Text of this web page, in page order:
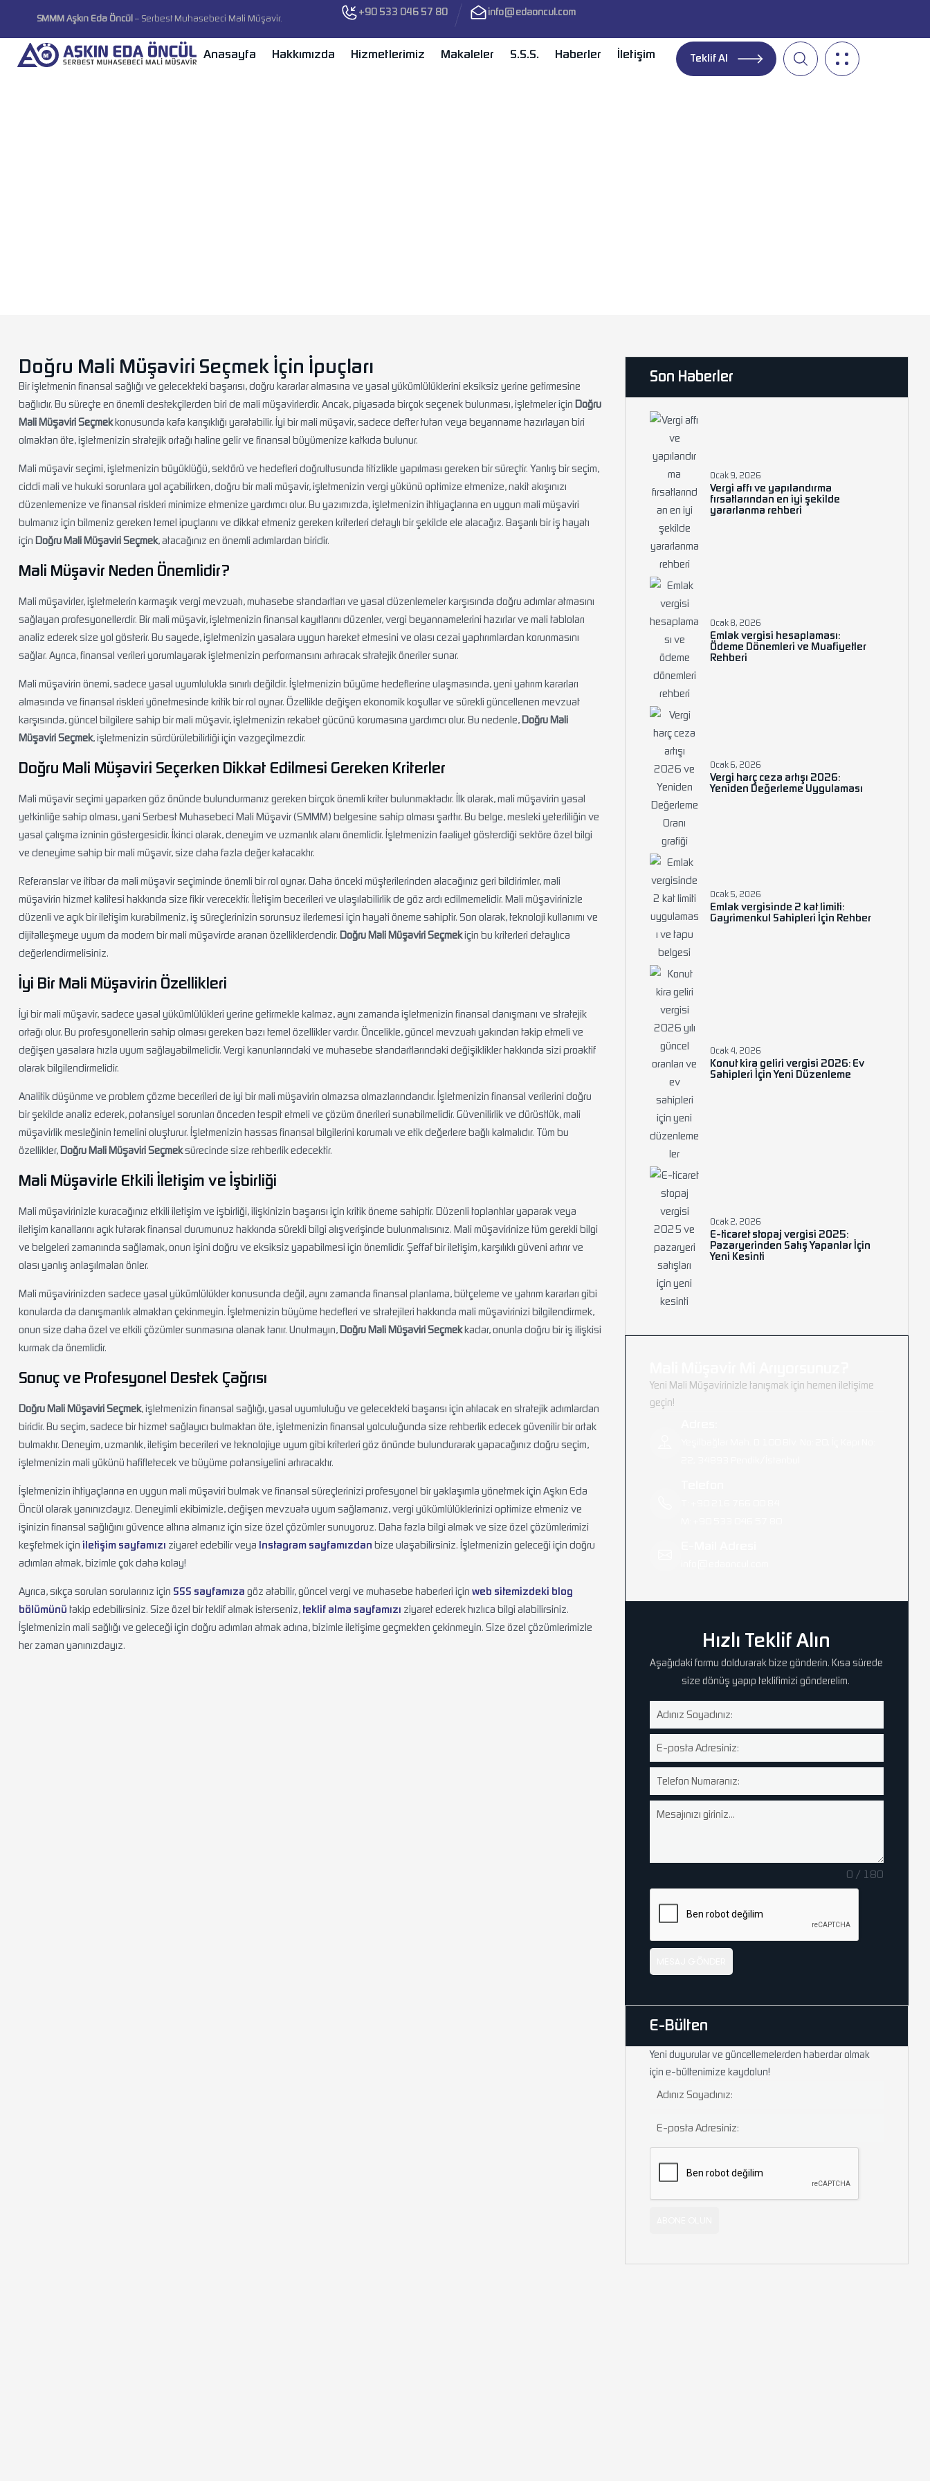
SMMM Aşkın Eda Öncül – Serbest Muhasebeci Mali Müşavir.
+90 533 046 57 80 info@edaoncul.com
Anasayfa Hakkımızda Hizmetlerimiz Makaleler S.S.S. Haberler İletişim Teklif Al
Doğru Mali Müşaviri Seçmek İçin İpuçları
Bir işletmenin finansal sağlığı ve gelecekteki başarısı, doğru kararlar almasına ve yasal yükümlülüklerini eksiksiz yerine getirmesine
bağlıdır. Bu süreçte en önemli destekçilerden biri de mali müşavirlerdir. Ancak, piyasada birçok seçenek bulunması, işletmeler için Doğru
Mali Müşaviri Seçmekkonusunda kafa karışıklığı yaratabilir. İyi bir mali müşavir, sadece defter tutan veya beyanname hazırlayan biri
olmaktan öte, işletmenizin stratejik ortağı haline gelir ve finansal büyümenize katkıda bulunur.
Mali müşavir seçimi, işletmenizin büyüklüğü, sektörü ve hedefleri doğrultusunda titizlikle yapılması gereken bir süreçtir. Yanlış bir seçim,
ciddi mali ve hukuki sorunlara yol açabilirken, doğru bir mali müşavir, işletmenizin vergi yükünü optimize etmenize, nakit akışınızı
düzenlemenize ve finansal riskleri minimize etmenize yardımcı olur. Bu yazımızda, işletmenizin ihtiyaçlarına en uygun mali müşaviri
bulmanız için bilmeniz gereken temel ipuçlarını ve dikkat etmeniz gereken kriterleri detaylı bir şekilde ele alacağız. Başarılı bir iş hayatı
için Doğru Mali Müşaviri Seçmek, atacağınız en önemli adımlardan biridir.
Mali Müşavir Neden Önemlidir?
Mali müşavirler, işletmelerin karmaşık vergi mevzuatı, muhasebe standartları ve yasal düzenlemeler karşısında doğru adımlar atmasını
sağlayan profesyonellerdir. Bir mali müşavir, işletmenizin finansal kayıtlarını düzenler, vergi beyannamelerini hazırlar ve mali tabloları
analiz ederek size yol gösterir. Bu sayede, işletmenizin yasalara uygun hareket etmesini ve olası cezai yaptırımlardan korunmasını
sağlar. Ayrıca, finansal verileri yorumlayarak işletmenizin performansını artıracak stratejik öneriler sunar.
Mali müşavirin önemi, sadece yasal uyumlulukla sınırlı değildir. İşletmenizin büyüme hedeflerine ulaşmasında, yeni yatırım kararları
almasında ve finansal riskleri yönetmesinde kritik bir rol oynar. Özellikle değişen ekonomik koşullar ve sürekli güncellenen mevzuat
karşısında, güncel bilgilere sahip bir mali müşavir, işletmenizin rekabet gücünü korumasına yardımcı olur. Bu nedenle, Doğru Mali
Müşaviri Seçmek, işletmenizin sürdürülebilirliği için vazgeçilmezdir.
Doğru Mali Müşaviri Seçerken Dikkat Edilmesi Gereken Kriterler
Mali müşavir seçimi yaparken göz önünde bulundurmanız gereken birçok önemli kriter bulunmaktadır. İlk olarak, mali müşavirin yasal
yetkinliğe sahip olması, yani Serbest Muhasebeci Mali Müşavir (SMMM) belgesine sahip olması şarttır. Bu belge, mesleki yeterliliğin ve
yasal çalışma izninin göstergesidir. İkinci olarak, deneyim ve uzmanlık alanı önemlidir. İşletmenizin faaliyet gösterdiği sektöre özel bilgi
ve deneyime sahip bir mali müşavir, size daha fazla değer katacaktır.
Referanslar ve itibar da mali müşavir seçiminde önemli bir rol oynar. Daha önceki müşterilerinden alacağınız geri bildirimler, mali
müşavirin hizmet kalitesi hakkında size fikir verecektir. İletişim becerileri ve ulaşılabilirlik de göz ardı edilmemelidir. Mali müşavirinizle
düzenli ve açık bir iletişim kurabilmeniz, iş süreçlerinizin sorunsuz ilerlemesi için hayati öneme sahiptir. Son olarak, teknoloji kullanımı ve
dijitalleşmeye uyum da modern bir mali müşavirde aranan özelliklerdendir. Doğru Mali Müşaviri Seçmekiçin bu kriterleri detaylıca
değerlendirmelisiniz.
İyi Bir Mali Müşavirin Özellikleri
İyi bir mali müşavir, sadece yasal yükümlülükleri yerine getirmekle kalmaz, aynı zamanda işletmenizin finansal danışmanı ve stratejik
ortağı olur. Bu profesyonellerin sahip olması gereken bazı temel özellikler vardır. Öncelikle, güncel mevzuatı yakından takip etmeli ve
değişen yasalara hızla uyum sağlayabilmelidir. Vergi kanunlarındaki ve muhasebe standartlarındaki değişiklikler hakkında sizi proaktif
olarak bilgilendirmelidir.
Analitik düşünme ve problem çözme becerileri de iyi bir mali müşavirin olmazsa olmazlarındandır. İşletmenizin finansal verilerini doğru
bir şekilde analiz ederek, potansiyel sorunları önceden tespit etmeli ve çözüm önerileri sunabilmelidir. Güvenilirlik ve dürüstlük, mali
müşavirlik mesleğinin temelini oluşturur. İşletmenizin hassas finansal bilgilerini korumalı ve etik değerlere bağlı kalmalıdır. Tüm bu
özellikler, Doğru Mali Müşaviri Seçmeksürecinde size rehberlik edecektir.
Mali Müşavirle Etkili İletişim ve İşbirliği
Mali müşavirinizle kuracağınız etkili iletişim ve işbirliği, ilişkinizin başarısı için kritik öneme sahiptir. Düzenli toplantılar yaparak veya
iletişim kanallarını açık tutarak finansal durumunuz hakkında sürekli bilgi alışverişinde bulunmalısınız. Mali müşavirinize tüm gerekli bilgi
ve belgeleri zamanında sağlamak, onun işini doğru ve eksiksiz yapabilmesi için önemlidir. Şeffaf bir iletişim, karşılıklı güveni artırır ve
olası yanlış anlaşılmaları önler.
Mali müşavirinizden sadece yasal yükümlülükler konusunda değil, aynı zamanda finansal planlama, bütçeleme ve yatırım kararları gibi
konularda da danışmanlık almaktan çekinmeyin. İşletmenizin büyüme hedefleri ve stratejileri hakkında mali müşavirinizi bilgilendirmek,
onun size daha özel ve etkili çözümler sunmasına olanak tanır. Unutmayın, Doğru Mali Müşaviri Seçmekkadar, onunla doğru bir iş ilişkisi
kurmak da önemlidir.
Sonuç ve Profesyonel Destek Çağrısı
Doğru Mali Müşaviri Seçmek, işletmenizin finansal sağlığı, yasal uyumluluğu ve gelecekteki başarısı için atılacak en stratejik adımlardan
biridir. Bu seçim, sadece bir hizmet sağlayıcı bulmaktan öte, işletmenizin finansal yolculuğunda size rehberlik edecek güvenilir bir ortak
bulmaktır. Deneyim, uzmanlık, iletişim becerileri ve teknolojiye uyum gibi kriterleri göz önünde bulundurarak yapacağınız doğru seçim,
işletmenizin mali yükünü hafifletecek ve büyüme potansiyelini artıracaktır.
İşletmenizin ihtiyaçlarına en uygun mali müşaviri bulmak ve finansal süreçlerinizi profesyonel bir yaklaşımla yönetmek için Aşkın Eda
Öncül olarak yanınızdayız. Deneyimli ekibimizle, değişen mevzuata uyum sağlamanız, vergi yükümlülüklerinizi optimize etmeniz ve
işinizin finansal sağlığını güvence altına almanız için size özel çözümler sunuyoruz. Daha fazla bilgi almak ve size özel çözümlerimizi
keşfetmek için iletişim sayfamızı ziyaret edebilir veya Instagram sayfamızdan bize ulaşabilirsiniz. İşletmenizin geleceği için doğru
adımları atmak, bizimle çok daha kolay!
Ayrıca, sıkça sorulan sorularınız için SSS sayfamıza göz atabilir, güncel vergi ve muhasebe haberleri için web sitemizdeki blog
bölümünü takip edebilirsiniz. Size özel bir teklif almak isterseniz, teklif alma sayfamızı ziyaret ederek hızlıca bilgi alabilirsiniz.
İşletmenizin mali sağlığı ve geleceği için doğru adımları atmak adına, bizimle iletişime geçmekten çekinmeyin. Size özel çözümlerimizle
her zaman yanınızdayız.
Son Haberler
Ocak 9, 2026
Vergi affı ve yapılandırma
fırsatlarından en iyi şekilde
yararlanma rehberi
Ocak 8, 2026
Emlak vergisi hesaplaması:
Ödeme Dönemleri ve Muafiyetler
Rehberi
Ocak 6, 2026
Vergi harç ceza artışı 2026:
Yeniden Değerleme Uygulaması
Ocak 5, 2026
Emlak vergisinde 2 kat limiti:
Gayrimenkul Sahipleri İçin Rehber
Ocak 4, 2026
Konut kira geliri vergisi 2026: Ev
Sahipleri İçin Yeni Düzenleme
Ocak 2, 2026
E-ticaret stopaj vergisi 2025:
Pazaryerinden Satış Yapanlar İçin
Yeni Kesinti
Yeni Mali Müşavirinizle tanışmak için hemen iletişime
geçin!
Hızlı Teklif Alın
Aşağıdaki formu doldurarak bize gönderin. Kısa sürede
size dönüş yapıp teklifimizi gönderelim.
0 / 180
E-Bülten
Yeni duyurular ve güncellemelerden haberdar olmak
için e-bültenimize kaydolun!